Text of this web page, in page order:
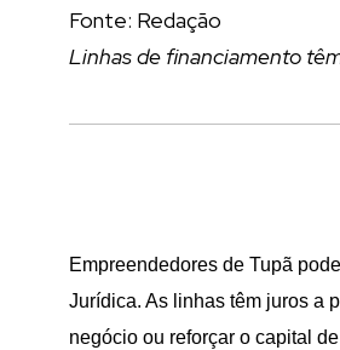
Fonte: Redação
Linhas de financiamento
Empreendedores de Tupã
Jurídica. As linhas têm juros a
negócio ou reforçar o capital